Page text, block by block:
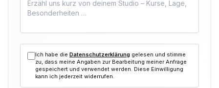
Ich habe die Datenschutzerklärung gelesen und stimme
zu, dass meine Angaben zur Bearbeitung meiner Anfrage
gespeichert und verwendet werden. Diese Einwilligung
kann ich jederzeit widerrufen.